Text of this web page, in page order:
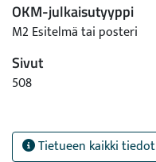
OKM-julkaisutyyppi
M2 Esitelmä tai posteri
Sivut
508
Tietueen kaikki tiedot